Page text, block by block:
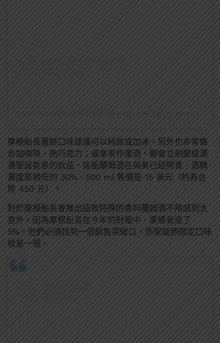
A post shared by Well This Is New (@_well_this_is_new_)
摩根船長薑餅口味建議可以純飲或加冰。另外也非常適
合加咖啡、熱巧克力；或拿來作蛋酒，都會立刻變成濃
濃聖誕氣息的飲品。這瓶蘭姆酒在英美已經開賣，酒精
濃度是稍低的 30%，500 ml 售價是 15 美元（約為台
幣 450 元）。
對於摩根船長會推出這款特殊的香料蘭姆酒不用感到太
意外。因為摩根船長在今年的財報中，業績衰退了
5%。他們必須找到一個銷售突破口，而聖誕節限定口味
就是一個。